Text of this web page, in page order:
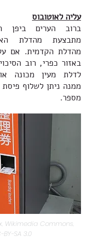
עליה לאוטובוס
ברוב הערים ביפן
מתבצעת מהדלת
מהדלת הקדמית. אם
באזור כפרי, רוב
לדלת מעין מכונה
ממנה ניתן לשלוף פיסת
מספר.
Wikimedia Commons,
BY-SA 3.0